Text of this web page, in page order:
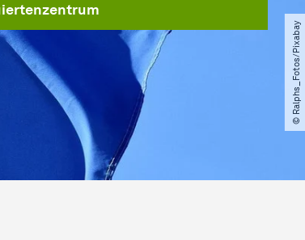
© Ralphs_Fotos​/​Pixabay